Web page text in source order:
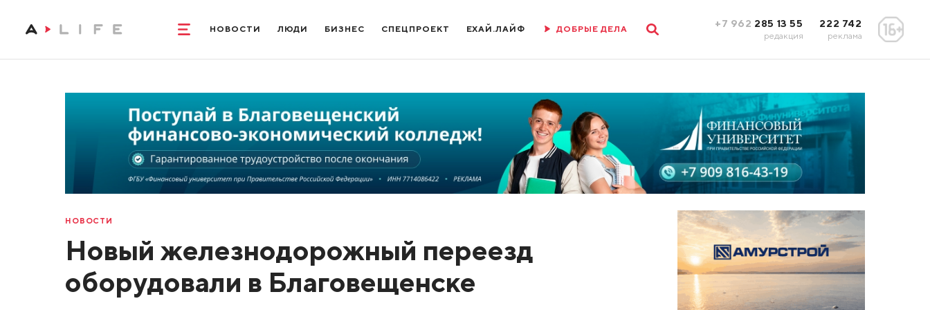
НОВОСТИ ЛЮДИ БИЗНЕС СПЕЦПРОЕКТ ЕХАЙ.ЛАЙФ ДОБРЫЕ ДЕЛА +7 962 285 13 55
редакция
222 742
реклама
НОВОСТИ
Новый железнодорожный переезд
оборудовали в Благовещенске